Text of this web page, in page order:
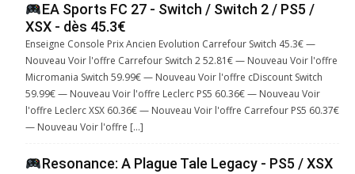
EA Sports FC 27 - Switch / Switch 2 / PS5 /
XSX - dès 45.3€
Enseigne Console Prix Ancien Evolution Carrefour Switch 45.3€ —
Nouveau Voir l'offre Carrefour Switch 2 52.81€ — Nouveau Voir l'offre
Micromania Switch 59.99€ — Nouveau Voir l'offre cDiscount Switch
59.99€ — Nouveau Voir l'offre Leclerc PS5 60.36€ — Nouveau Voir
l'offre Leclerc XSX 60.36€ — Nouveau Voir l'offre Carrefour PS5 60.37€
— Nouveau Voir l'offre […]
Resonance: A Plague Tale Legacy - PS5 / XSX